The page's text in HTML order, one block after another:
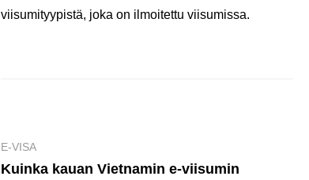
viisumityypistä, joka on ilmoitettu viisumissa.
E-VISA
Kuinka kauan Vietnamin e-viisumin